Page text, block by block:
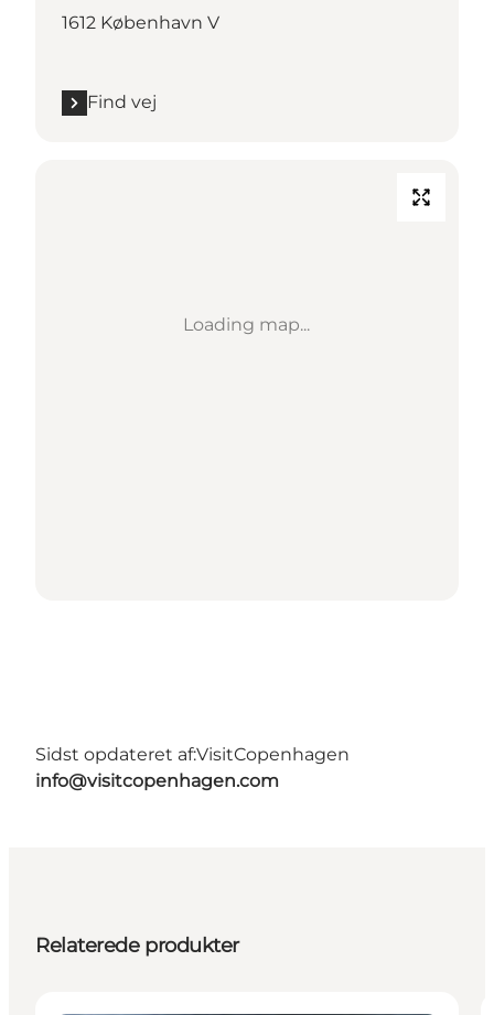
1612 København V
Find vej
Loading map...
Sidst opdateret af:VisitCopenhagen
info@visitcopenhagen.com
Relaterede produkter